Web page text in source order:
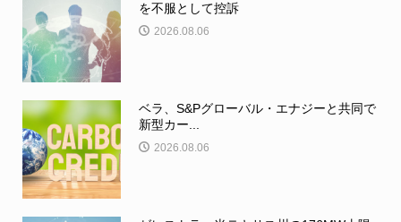
を不服として控訴
2026.08.06
ベラ、S&Pグローバル・エナジーと共同で
新型カー...
2026.08.06